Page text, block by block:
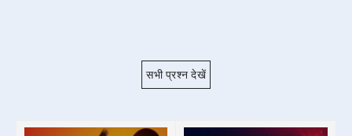
सभी प्रश्न देखें